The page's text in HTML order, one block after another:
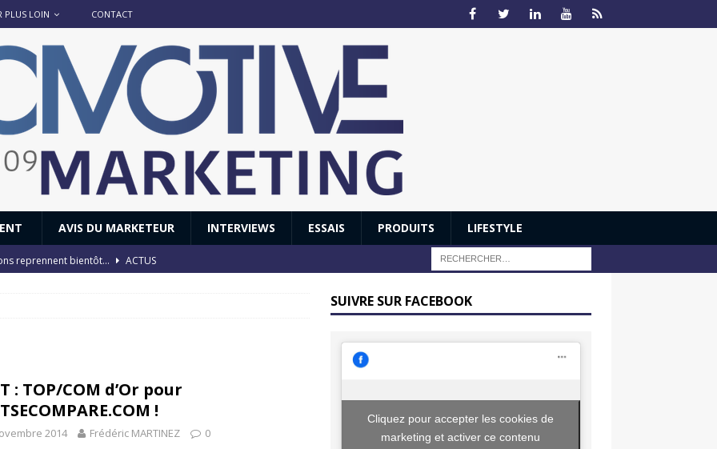
PLUS LOIN CONTACT
AVIS DU MARKETEUR INTERVIEWS ESSAIS PRODUITS LIFESTYLE
reprennent bientôt…
ACTUS
Honda dévoile un spot publicitaire… confiné!
: TOP/COM d’Or pour
!
2014 Frédéric MARTINEZ 0
SUIVRE SUR FACEBOOK
Cliquez pour accepter les cookies de
marketing et activer ce contenu